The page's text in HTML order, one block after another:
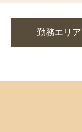
勤務エリア